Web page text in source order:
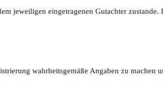
jeweiligen eingetragenen Gutachter
wahrheitsgemäße Angaben zu machen